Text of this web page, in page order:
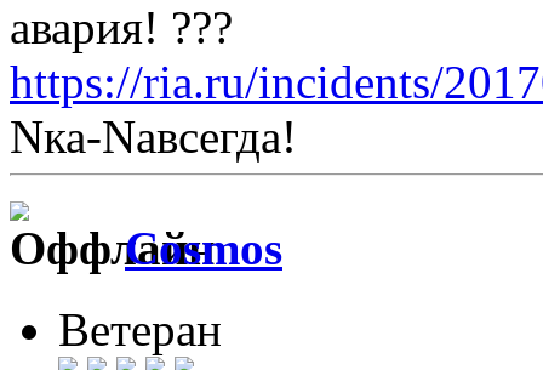
авария!
https://ria.ru/incidents/
Nка-Nавсегда!
Cosmos
Ветеран